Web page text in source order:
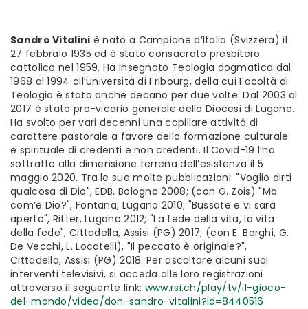
Sandro Vitalini è nato a Campione d’Italia (Svizzera) il
27 febbraio 1935 ed è stato consacrato presbitero
cattolico nel 1959. Ha insegnato Teologia dogmatica dal
1968 al 1994 all’Università di Fribourg, della cui Facoltà di
Teologia è stato anche decano per due volte. Dal 2003 al
2017 è stato pro-vicario generale della Diocesi di Lugano.
Ha svolto per vari decenni una capillare attività di
carattere pastorale a favore della formazione culturale
e spirituale di credenti e non credenti. Il Covid-19 l’ha
sottratto alla dimensione terrena dell’esistenza il 5
maggio 2020. Tra le sue molte pubblicazioni: "Voglio dirti
qualcosa di Dio", EDB, Bologna 2008; (con G. Zois) "Ma
com’è Dio?", Fontana, Lugano 2010; "Bussate e vi sarà
aperto", Ritter, Lugano 2012; "La fede della vita, la vita
della fede", Cittadella, Assisi (PG) 2017; (con E. Borghi, G.
De Vecchi, L. Locatelli), "Il peccato è originale?",
Cittadella, Assisi (PG) 2018. Per ascoltare alcuni suoi
interventi televisivi, si acceda alle loro registrazioni
attraverso il seguente link: www.rsi.ch/play/tv/il-gioco-
del-mondo/video/don-sandro-vitalini?id=8440516